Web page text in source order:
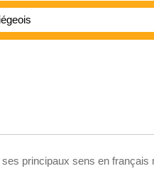
ses principaux sens en français